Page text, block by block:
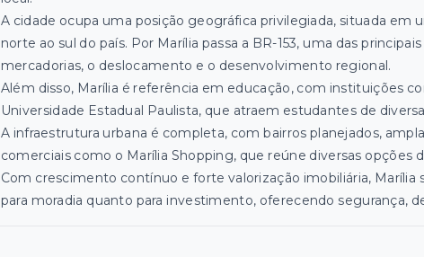
A cidade ocupa uma posição geográfica privilegiada, situada
norte ao sul do país. Por Marília passa a BR-153, uma das
mercadorias, o deslocamento e o desenvolvimento regional.
Além disso, Marília é referência em educação, com instituições
Universidade Estadual Paulista, que atraem estudantes de
A infraestrutura urbana é completa, com bairros planejados,
comerciais como o Marília Shopping, que reúne diversas
Com crescimento contínuo e forte valorização imobiliária,
para moradia quanto para investimento, oferecendo segurança,